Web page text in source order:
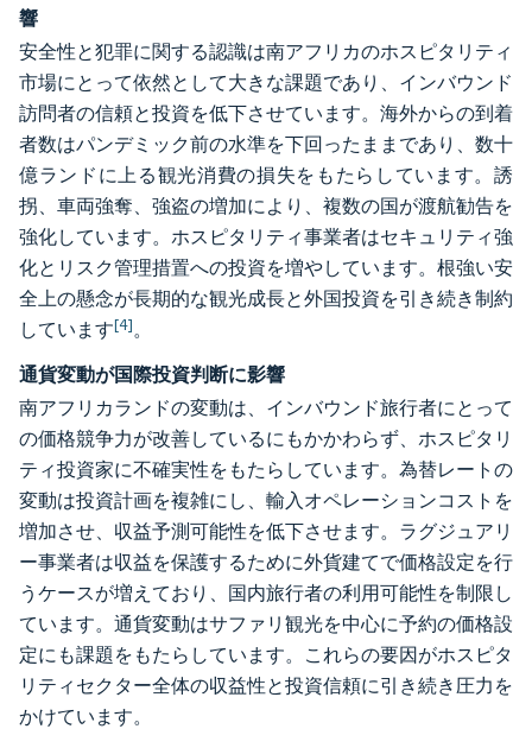
響
安全性と犯罪に関する認識は南アフリカのホスピタリティ
市場にとって依然として大きな課題であり、インバウンド
訪問者の信頼と投資を低下させています。海外からの到着
者数はパンデミック前の水準を下回ったままであり、数十
億ランドに上る観光消費の損失をもたらしています。誘
拐、車両強奪、強盗の増加により、複数の国が渡航勧告を
強化しています。ホスピタリティ事業者はセキュリティ強
化とリスク管理措置への投資を増やしています。根強い安
全上の懸念が長期的な観光成長と外国投資を引き続き制約
しています[4]。
通貨変動が国際投資判断に影響
南アフリカランドの変動は、インバウンド旅行者にとって
の価格競争力が改善しているにもかかわらず、ホスピタリ
ティ投資家に不確実性をもたらしています。為替レートの
変動は投資計画を複雑にし、輸入オペレーションコストを
増加させ、収益予測可能性を低下させます。ラグジュアリ
ー事業者は収益を保護するために外貨建てで価格設定を行
うケースが増えており、国内旅行者の利用可能性を制限し
ています。通貨変動はサファリ観光を中心に予約の価格設
定にも課題をもたらしています。これらの要因がホスピタ
リティセクター全体の収益性と投資信頼に引き続き圧力を
かけています。